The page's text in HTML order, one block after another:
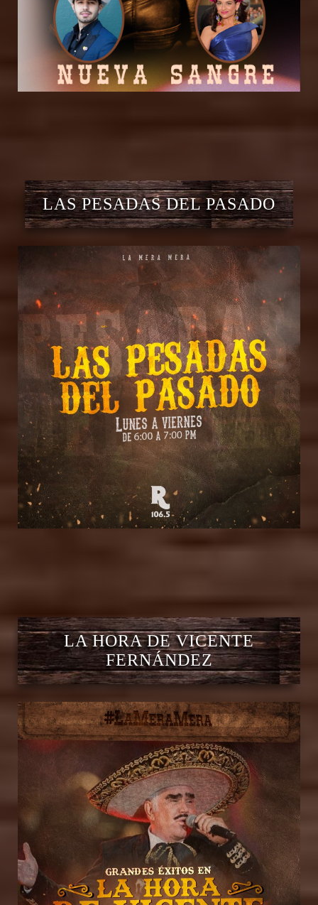
LAS PESADAS DEL PASADO
LA HORA DE VICENTE
FERNÁNDEZ